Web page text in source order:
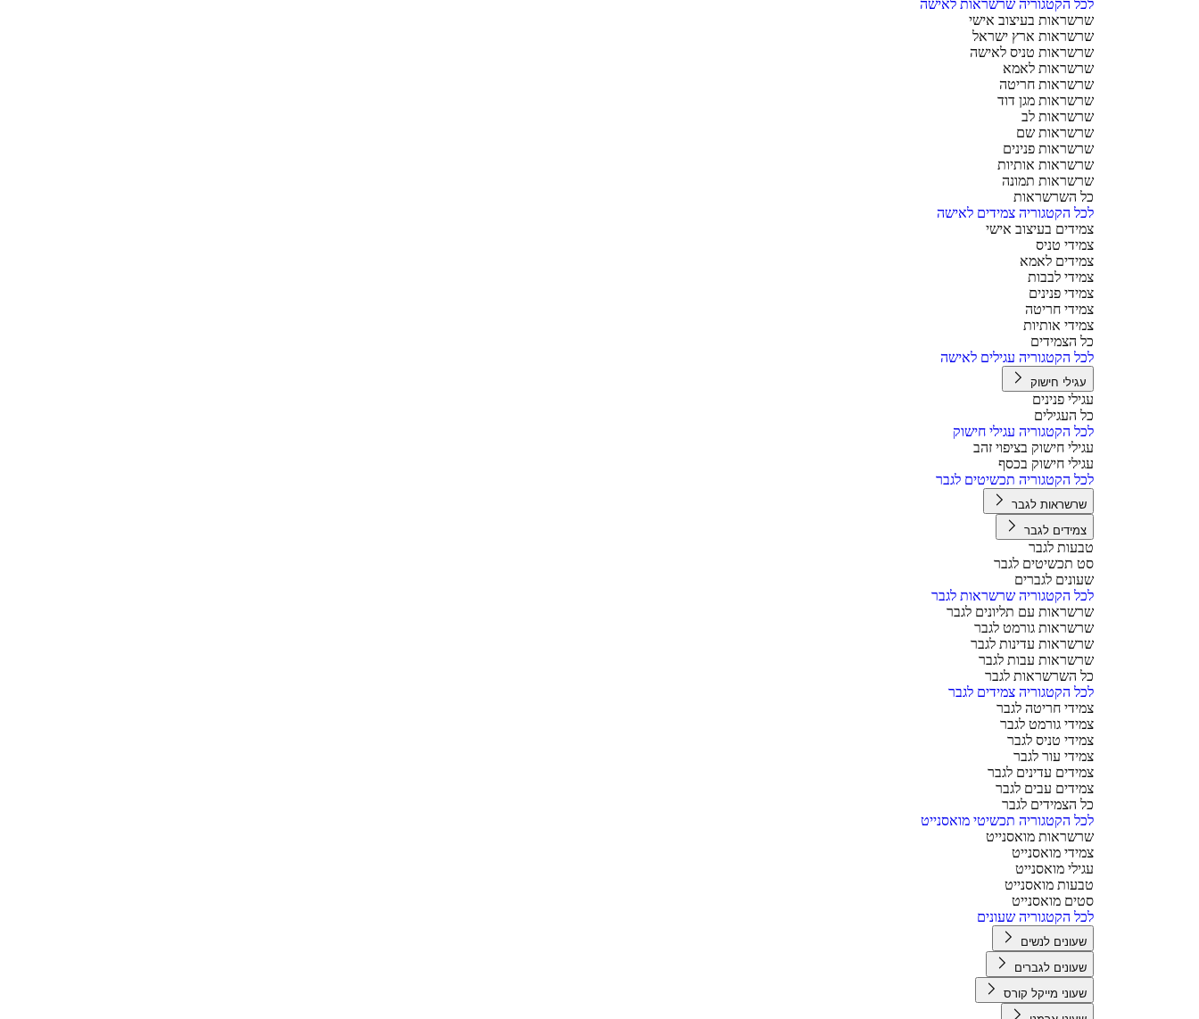
לכל הקטגוריה שרשראות לאישה
שרשראות בעיצוב אישי
שרשראות ארץ ישראל
שרשראות טניס לאישה
שרשראות לאמא
שרשראות חריטה
שרשראות מגן דוד
שרשראות לב
שרשראות שם
שרשראות פנינים
שרשראות אותיות
שרשראות תמונה
כל השרשראות
לכל הקטגוריה צמידים לאישה
צמידים בעיצוב אישי
צמידי טניס
צמידים לאמא
צמידי לבבות
צמידי פנינים
צמידי חריטה
צמידי אותיות
כל הצמידים
לכל הקטגוריה עגילים לאישה
עגילי חישוק
עגילי פנינים
כל העגילים
לכל הקטגוריה עגילי חישוק
עגילי חישוק בציפוי זהב
עגילי חישוק בכסף
לכל הקטגוריה תכשיטים לגבר
שרשראות לגבר
צמידים לגבר
טבעות לגבר
סט תכשיטים לגבר
שעונים לגברים
לכל הקטגוריה שרשראות לגבר
שרשראות עם תליונים לגבר
שרשראות גורמט לגבר
שרשראות עדינות לגבר
שרשראות עבות לגבר
כל השרשראות לגבר
לכל הקטגוריה צמידים לגבר
צמידי חריטה לגבר
צמידי גורמט לגבר
צמידי טניס לגבר
צמידי עור לגבר
צמידים עדינים לגבר
צמידים עבים לגבר
כל הצמידים לגבר
לכל הקטגוריה תכשיטי מואסנייט
שרשראות מואסנייט
צמידי מואסנייט
עגילי מואסנייט
טבעות מואסנייט
סטים מואסנייט
לכל הקטגוריה שעונים
שעונים לנשים
שעונים לגברים
שעוני מייקל קורס